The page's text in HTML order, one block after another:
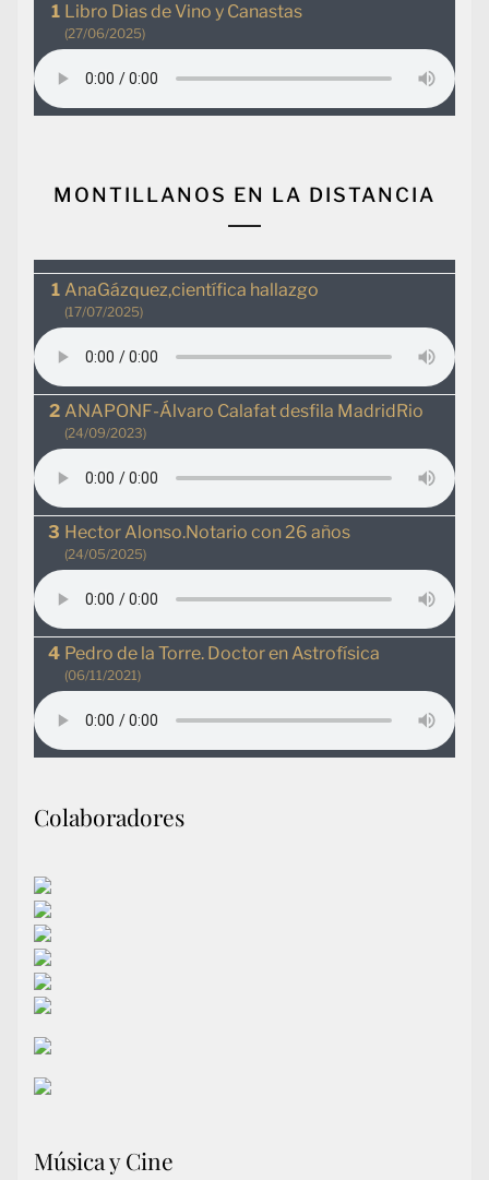
Libro Dias de Vino y Canastas
(27/06/2025)
MONTILLANOS EN LA DISTANCIA
AnaGázquez,científica hallazgo
(17/07/2025)
ANAPONF-Álvaro Calafat desfila MadridRio
(24/09/2023)
Hector Alonso.Notario con 26 años
(24/05/2025)
Pedro de la Torre. Doctor en Astrofísica
(06/11/2021)
Colaboradores
Música y Cine